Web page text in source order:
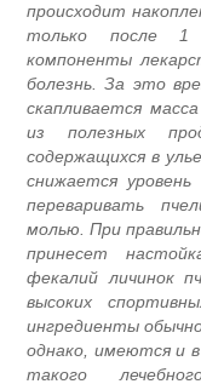
происходит
только после
компоненты
болезнь. За это
скапливается
из полезных
содержащихся в
снижается
переваривать
молью. При
принесет
фекалий
высоких
ингредиенты
однако,
такого